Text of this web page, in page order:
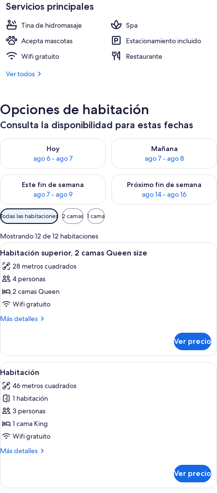
Servicios principales
Tina de hidromasaje
Spa
Acepta mascotas
Estacionamiento incluido
Wifi gratuito
Restaurante
Ver todos
Opciones de habitación
Consulta la disponibilidad para estas fechas
Hoy
ago 6 - ago 7
Consulta la disponibilidad para hoy ago 6 - ago 7
Mañana
ago 7 - ago 8
Consulta la disponibilidad
Este fin de semana
ago 7 - ago 9
Consulta la disponibilidad para este fin de semana ago 7 -
Próximo fin de semana
ago 14 - ago 16
Consulta la disponibilidad
Filtros
disponibles
para
las
habitaciones
Todas las habitaciones 2 camas 1 cama
Mostrando 12 de 12 habitaciones
Abrir
todas
las
fotos
de
Habitación
superior,
Queen
size
Habitación de hotel con dos camas,
6
Habitación superior, 2 camas Queen size
28 metros cuadrados
4 personas
2 camas Queen
Wifi gratuito
Más detalles
Más
superior,
camas
size
Ver precio
Abrir
todas
las
fotos
de
Habitación
Habitación | Ropa de cama de alta
10
Habitación
46 metros cuadrados
1 habitación
3 personas
1 cama King
Wifi gratuito
Más detalles
Más
Ver precio